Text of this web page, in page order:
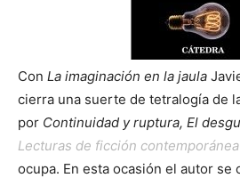
Con La imaginación en la jaula
cierra una suerte de tetralogía de
por Continuidad y ruptura, El
Lecturas de ficción contemporánea
ocupa. En esta ocasión el autor se